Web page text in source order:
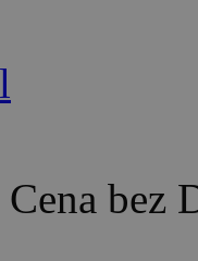
Cena bez